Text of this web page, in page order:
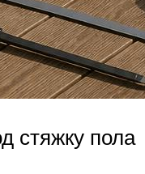
стяжку пола